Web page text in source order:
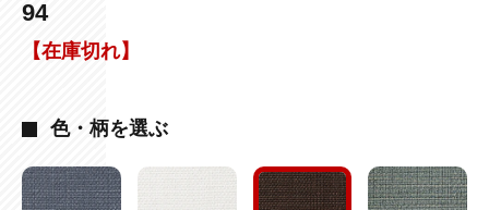
94
【在庫切れ】
色・柄を選ぶ